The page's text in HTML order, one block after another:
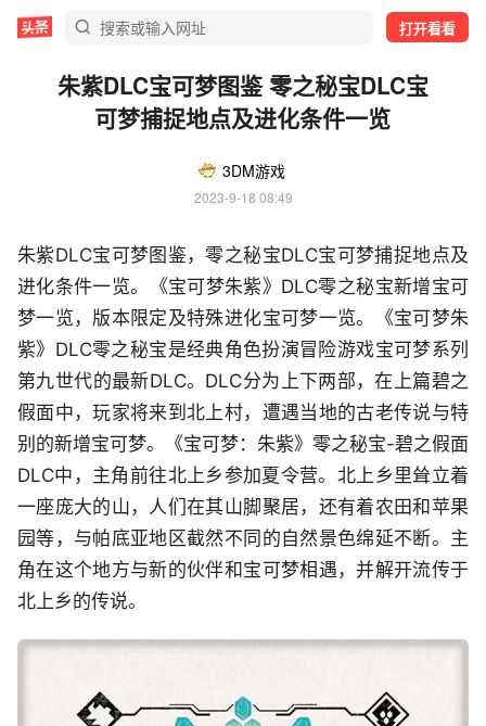
打开看看
朱紫DLC宝可梦图鉴 零之秘宝DLC宝
可梦捕捉地点及进化条件一览
3DM游戏
2023-9-18 08:49
朱紫DLC宝可梦图鉴，零之秘宝DLC宝可梦捕捉地点及
进化条件一览。《宝可梦朱紫》DLC零之秘宝新增宝可
梦一览，版本限定及特殊进化宝可梦一览。《宝可梦朱
紫》DLC零之秘宝是经典角色扮演冒险游戏宝可梦系列
第九世代的最新DLC。DLC分为上下两部，在上篇碧之
假面中，玩家将来到北上村，遭遇当地的古老传说与特
别的新增宝可梦。《宝可梦：朱紫》零之秘宝-碧之假面
DLC中，主角前往北上乡参加夏令营。北上乡里耸立着
一座庞大的山，人们在其山脚聚居，还有着农田和苹果
园等，与帕底亚地区截然不同的自然景色绵延不断。主
角在这个地方与新的伙伴和宝可梦相遇，并解开流传于
北上乡的传说。